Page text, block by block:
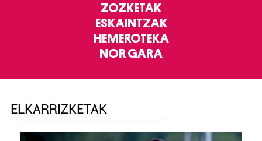
ZOZKETAK
ESKAINTZAK
HEMEROTEKA
NOR GARA
ELKARRIZKETAK